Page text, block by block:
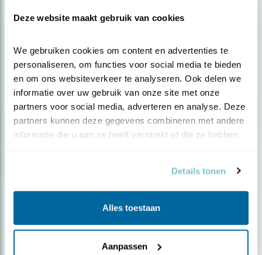
Deze website maakt gebruik van cookies
We gebruiken cookies om content en advertenties te
personaliseren, om functies voor social media te bieden
en om ons websiteverkeer te analyseren. Ook delen we
informatie over uw gebruik van onze site met onze
partners voor social media, adverteren en analyse. Deze
partners kunnen deze gegevens combineren met andere
informatie die u aan ze heeft verstrekt of die ze hebben
Details tonen
Alles toestaan
Aanpassen
Ontvang 5 x Vogels voor € 36,00 per jaar